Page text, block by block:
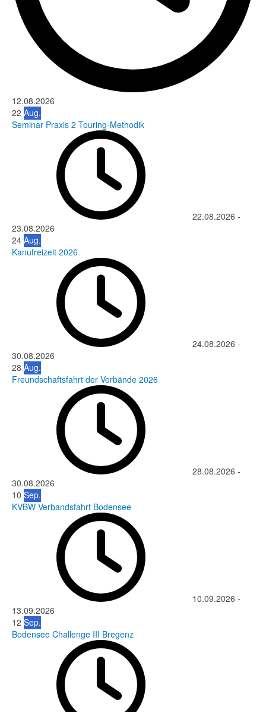
12.08.2026
22 Aug.
Seminar Praxis 2 Touring-Methodik
22.08.2026 -
23.08.2026
24 Aug.
Kanufreizeit 2026
24.08.2026 -
30.08.2026
28 Aug.
Freundschaftsfahrt der Verbände 2026
28.08.2026 -
30.08.2026
10 Sep.
KVBW Verbandsfahrt Bodensee
10.09.2026 -
13.09.2026
12 Sep.
Bodensee Challenge III Bregenz